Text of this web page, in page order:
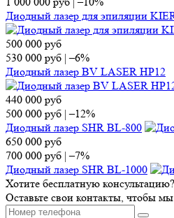
Диодный лазер для эпиляции
500 000 руб
530 000 руб |–6%
Диодный лазер BV LASER HP12
440 000 руб
500 000 руб |–12%
Диодный лазер SHR BL-800
650 000 руб
700 000 руб |–7%
Диодный лазер SHR BL-1000
Хотите бесплатную консультацию?
Оставьте свои контакты, чтобы